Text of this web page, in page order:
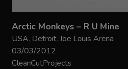
Arctic Monkeys – R U Mine
USA, Detroit, Joe Louis Arena
03/03/2012
CleanCutProjects